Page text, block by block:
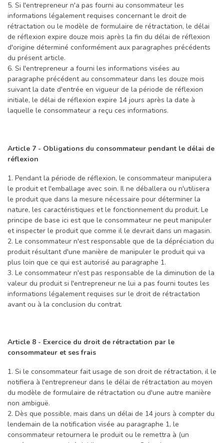
5. Si l'entrepreneur n'a pas fourni au consommateur les
informations légalement requises concernant le droit de
rétractation ou le modèle de formulaire de rétractation, le délai
de réflexion expire douze mois après la fin du délai de réflexion
d'origine déterminé conformément aux paragraphes précédents
du présent article.
6. Si l'entrepreneur a fourni les informations visées au
paragraphe précédent au consommateur dans les douze mois
suivant la date d'entrée en vigueur de la période de réflexion
initiale, le délai de réflexion expire 14 jours après la date à
laquelle le consommateur a reçu ces informations.
Article 7 - Obligations du consommateur pendant le délai de
réflexion
1. Pendant la période de réflexion, le consommateur manipulera
le produit et l'emballage avec soin. Il ne déballera ou n'utilisera
le produit que dans la mesure nécessaire pour déterminer la
nature, les caractéristiques et le fonctionnement du produit. Le
principe de base ici est que le consommateur ne peut manipuler
et inspecter le produit que comme il le devrait dans un magasin.
2. Le consommateur n'est responsable que de la dépréciation du
produit résultant d'une manière de manipuler le produit qui va
plus loin que ce qui est autorisé au paragraphe 1.
3. Le consommateur n'est pas responsable de la diminution de la
valeur du produit si l'entrepreneur ne lui a pas fourni toutes les
informations légalement requises sur le droit de rétractation
avant ou à la conclusion du contrat.
Article 8 - Exercice du droit de rétractation par le
consommateur et ses frais
1. Si le consommateur fait usage de son droit de rétractation, il le
notifiera à l'entrepreneur dans le délai de rétractation au moyen
du modèle de formulaire de rétractation ou d'une autre manière
non ambiguë.
2. Dès que possible, mais dans un délai de 14 jours à compter du
lendemain de la notification visée au paragraphe 1, le
consommateur retournera le produit ou le remettra à (un